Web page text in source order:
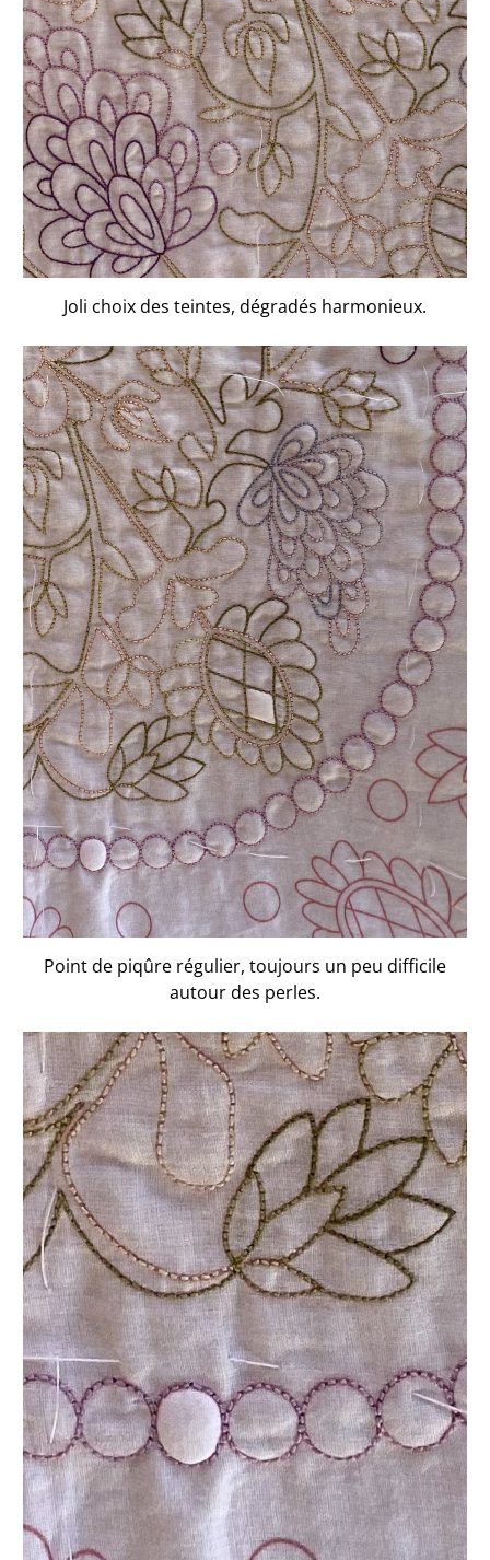
Joli choix des teintes, dégradés harmonieux.
Point de piqûre régulier, toujours un peu difficile
autour des perles.